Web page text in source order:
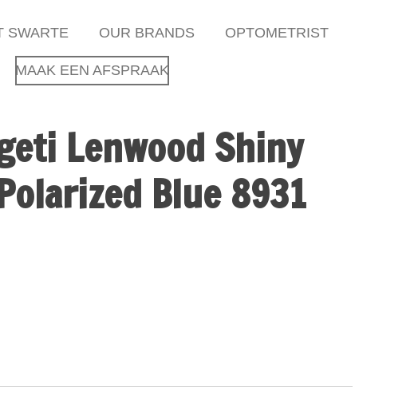
SWARTE OUR BRANDS OPTOMETRIST
MAAK EEN AFSPRAAK
Lenwood Shiny
Blue 8931